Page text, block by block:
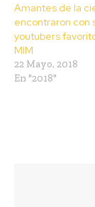
Amantes de la
encontraron con
youtubers
MIM
22 Mayo, 2018
En "2018"